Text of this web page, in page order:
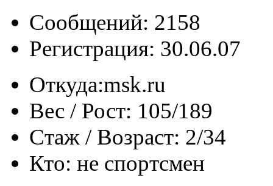
Сообщений: 2158
Регистрация: 30.06.07
Откуда:msk.ru
Вес / Рост: 105/189
Стаж / Возраст: 2/34
Кто: не спортсмен